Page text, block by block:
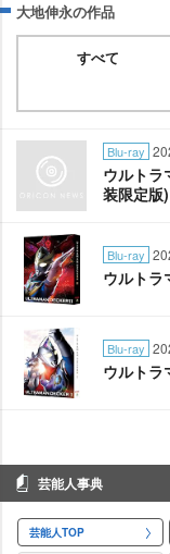
大地伸永の作品
すべて
Blu-ray
ウルト
装限定版)
Blu-ray
ウルト
Blu-ray
ウルト
芸能人事典
芸能人TOP